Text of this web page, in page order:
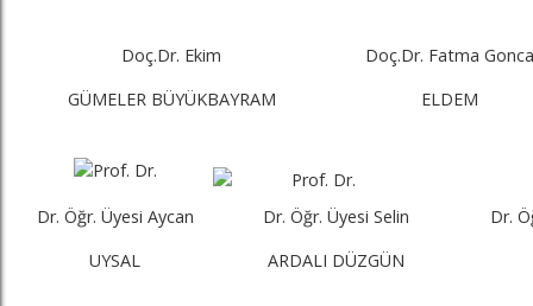
Doç.Dr. Ekim
GÜMELER BÜYÜKBAYRAM
Doç.Dr. Fatma Gonca
ELDEM
Dr. Öğr. Üyesi Aycan
UYSAL
Dr. Öğr. Üyesi Selin
ARDALI DÜZGÜN
Dr.